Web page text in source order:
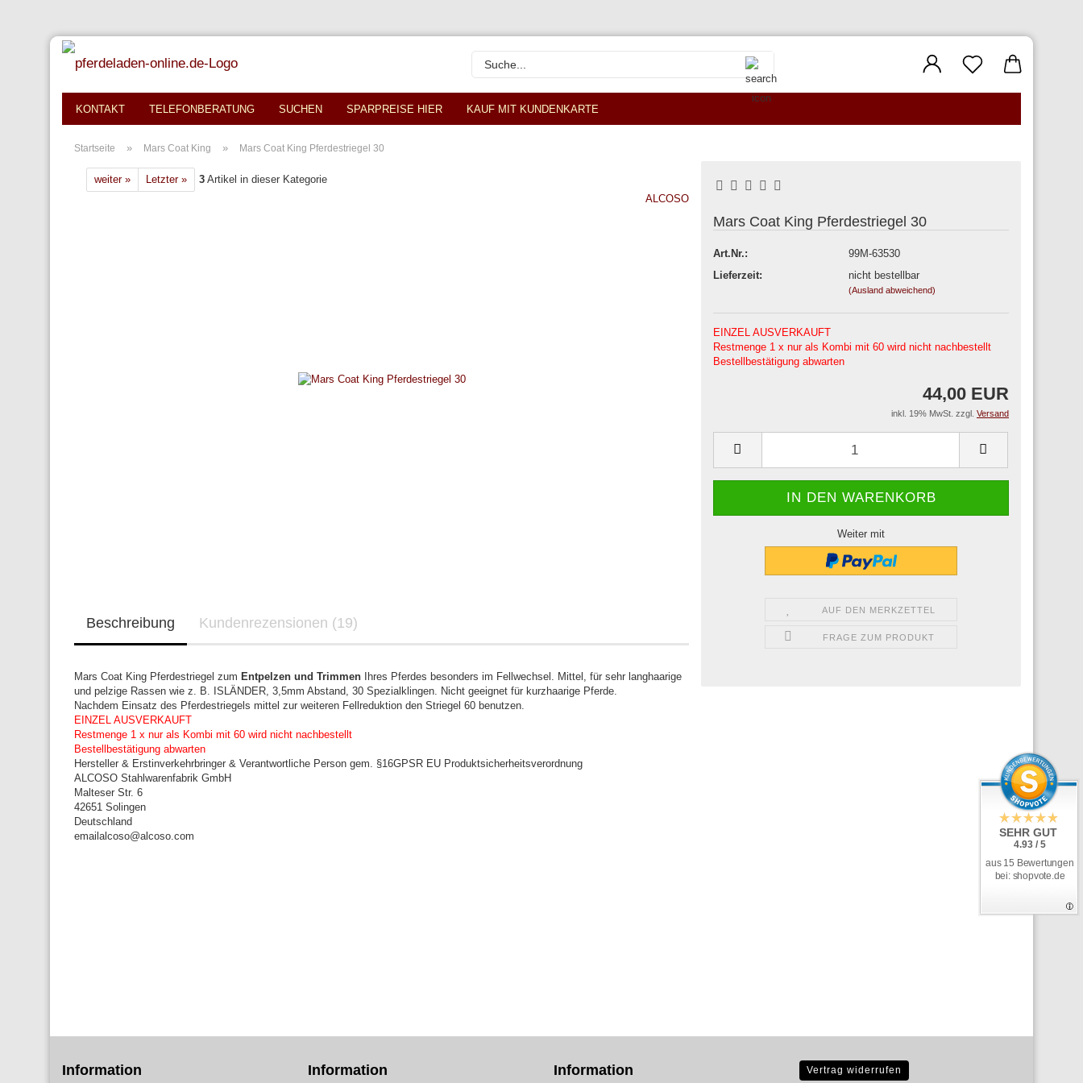
KONTAKT TELEFONBERATUNG SUCHEN SPARPREISE HIER KAUF MIT KUNDENKARTE
Startseite » Mars Coat King » Mars Coat King Pferdestriegel 30
weiter » Letzter » 3 Artikel in dieser Kategorie
ALCOSO
Mars Coat King Pferdestriegel 30
Art.Nr.:
99M-63530
Lieferzeit:
nicht bestellbar
(Ausland abweichend)
EINZEL AUSVERKAUFT
Restmenge 1 x nur als Kombi mit 60 wird nicht nachbestellt
Bestellbestätigung abwarten
44,00 EUR
inkl. 19% MwSt. zzgl. Versand
Weiter mit
AUF DEN MERKZETTEL
FRAGE ZUM PRODUKT
Beschreibung Kundenrezensionen (19)
Mars Coat King Pferdestriegel zum Entpelzen und Trimmen
Ihres Pferdes besonders im Fellwechsel. Mittel, für sehr langhaarige
und pelzige Rassen wie z. B. ISLÄNDER, 3,5mm Abstand, 30 Spezialklingen. Nicht geeignet für kurzhaarige Pferde.
Nachdem Einsatz des Pferdestriegels mittel zur weiteren Fellreduktion den Striegel 60 benutzen.
EINZEL AUSVERKAUFT
Restmenge 1 x nur als Kombi mit 60 wird nicht nachbestellt
Bestellbestätigung abwarten
Hersteller & Erstinverkehrbringer & Verantwortliche Person gem. §16GPSR EU Produktsicherheitsverordnung
ALCOSO Stahlwarenfabrik GmbH
Malteser Str. 6
42651 Solingen
Deutschland
emailalcoso@alcoso.com
Information Information Information Vertrag widerrufen
SEHR GUT
4.93 / 5
aus 15 Bewertungen
bei: shopvote.de